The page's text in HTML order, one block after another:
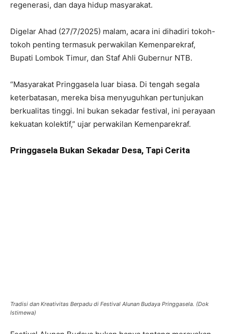
regenerasi, dan daya hidup masyarakat.
Digelar Ahad (27/7/2025) malam, acara ini dihadiri tokoh-
tokoh penting termasuk perwakilan Kemenparekraf,
Bupati Lombok Timur, dan Staf Ahli Gubernur NTB.
“Masyarakat Pringgasela luar biasa. Di tengah segala
keterbatasan, mereka bisa menyuguhkan pertunjukan
berkualitas tinggi. Ini bukan sekadar festival, ini perayaan
kekuatan kolektif,” ujar perwakilan Kemenparekraf.
Pringgasela Bukan Sekadar Desa, Tapi Cerita
Tradisi dan Kreativitas Berpadu di Festival Alunan Budaya Pringgasela. (Dok
Istimewa)